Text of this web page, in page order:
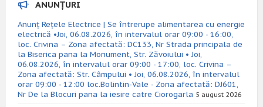
ANUNȚURI
Anunț Rețele Electrice | Se întrerupe alimentarea cu energie
electrică •Joi, 06.08.2026, în intervalul orar 09:00 - 16:00,
loc. Crivina – Zona afectată: DC133, Nr Strada principala de
la Biserica pana la Monument, Str. Zăvoiului • Joi,
06.08.2026, în intervalul orar 09:00 - 17:00, loc. Crivina –
Zona afectată: Str. Câmpului • Joi, 06.08.2026, în intervalul
orar 09:00 - 12:00 loc.Bolintin-Vale - Zona afectată: DJ601,
Nr De la Blocuri pana la iesire catre Ciorogarla 5 august 2026